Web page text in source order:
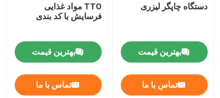
دستگاه چاپگر لیزری
بهترین قیمت
تماس با ما
TTO مواد غذایی
فرسایش با کد بندی
بهترین قیمت
تماس با ما